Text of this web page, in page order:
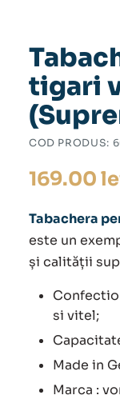
tigari
COD PRODUS:
169.00
Tabachera
este un
și calității
si vitel;
Made in
Marca :